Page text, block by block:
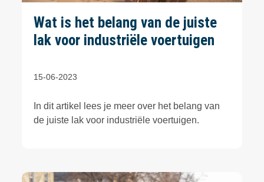
Wat is het belang van de juiste
lak voor industriële voertuigen
15-06-2023
In dit artikel lees je meer over het belang van
de juiste lak voor industriële voertuigen.